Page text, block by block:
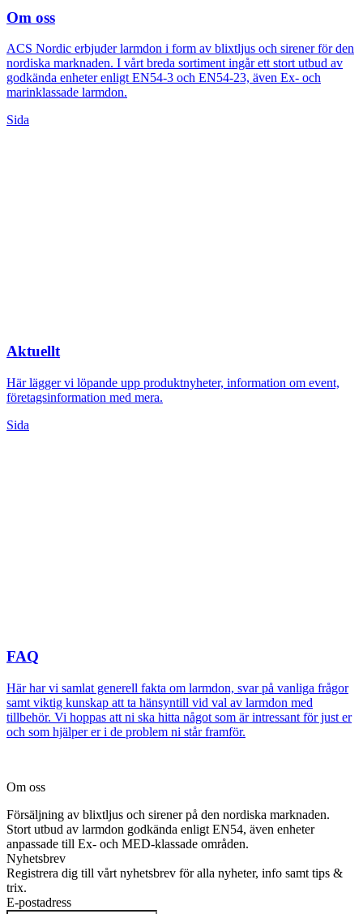
Om oss
ACS Nordic erbjuder larmdon i form av blixtljus och sirener för den
nordiska marknaden. I vårt breda sortiment ingår ett stort utbud av
godkända enheter enligt EN54-3 och EN54-23, även Ex- och
marinklassade larmdon.
Sida
Aktuellt
Här lägger vi löpande upp produktnyheter, information om event,
företagsinformation med mera.
Sida
FAQ
Här har vi samlat generell fakta om larmdon, svar på vanliga frågor
samt viktig kunskap att ta hänsyntill vid val av larmdon med
tillbehör. Vi hoppas att ni ska hitta något som är intressant för just er
och som hjälper er i de problem ni står framför.
Om oss
Försäljning av blixtljus och sirener på den nordiska marknaden.
Stort utbud av larmdon godkända enligt EN54, även enheter
anpassade till Ex- och MED-klassade områden.
Nyhetsbrev
Registrera dig till vårt nyhetsbrev för alla nyheter, info samt tips &
trix.
E-postadress